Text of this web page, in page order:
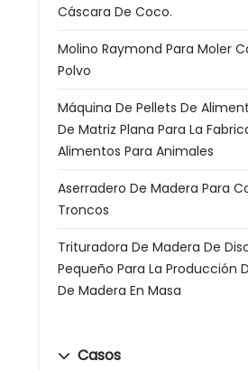
Cáscara De Coco.
Molino Raymond Para Moler
Polvo
Máquina De Pellets De
De Matriz Plana Para La
Alimentos Para Animales
Aserradero De Madera Para
Troncos
Trituradora De Madera De
Pequeño Para La Producción
De Madera En Masa
Casos